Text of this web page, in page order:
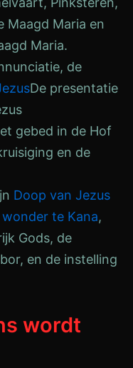
Maagd Maria en
Maria.
de
De presentatie
gebed in de Hof
en de
Doop van Jezus
te Kana,
Gods, de
en de instelling
wordt